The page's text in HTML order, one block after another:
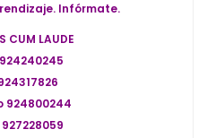
Infórmate.
CUM LAUDE
924800244